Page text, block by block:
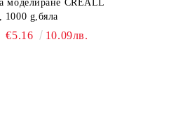
моделиране CREALL
1000 g,бяла
€5.16 10.09лв.